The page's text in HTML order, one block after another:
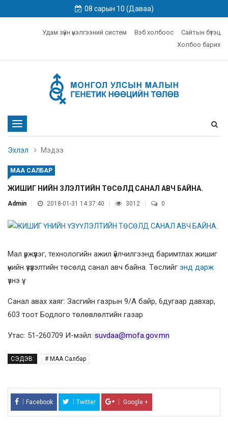
08 сарын 10 (Даваа)
Удам зүйн үнэлгээний систем Вэб холбоос
Сайтын бүтэц
Холбоо барих
Toggle
navigation
Эхлэл
Мэдээ
МАА САЛБАР
ЖИШИГ ҮНИЙН ҮЗҮҮЛЭЛТИЙН ТӨСӨЛД САНАЛ АВЧ БАЙНА.
Admin 2018-01-31 14:37:40 3012 0
Мал үржүүлэг, технологийн ажил үйлчилгээнд баримтлах жишиг
үнийн үзүүлэлтийн төсөлд санал авч байна. Төслийг энд дарж
үзнэ үү.
Санал авах хаяг: Засгийн газрын 9/А байр, 6дугаар давхар,
603 тоот Бодлого төлөвлөлтийн газар
Утас: 51-260709 И-мэйл: suvdaa@mofa.gov.mn
СЭДЭВ: # МАА Салбар
Facebook Twitter Google +